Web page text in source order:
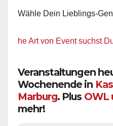
Wähle Dein Lieblings-
von Event suchst Du
Veranstaltungen
Wochenende in
Marburg. Plus OWL
mehr!